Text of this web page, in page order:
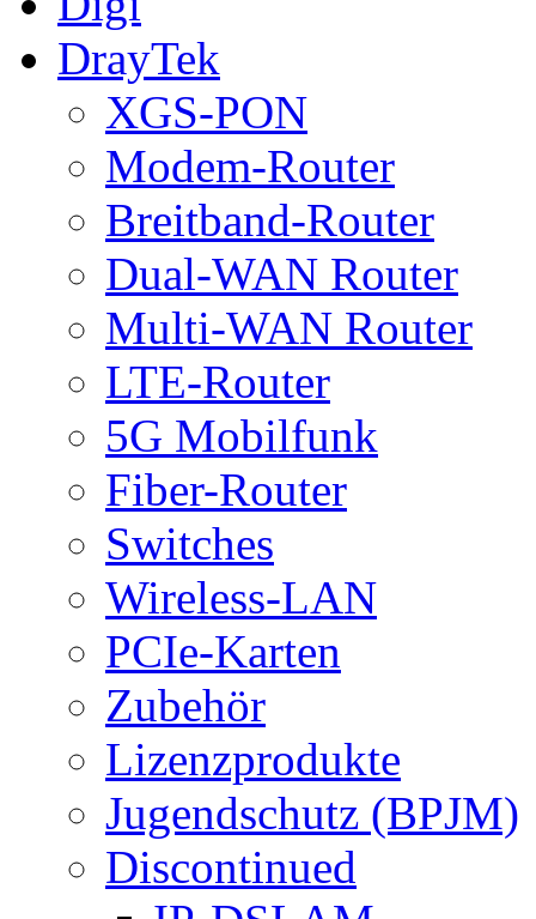
DrayTek
XGS-PON
Modem-Router
Breitband-Router
Dual-WAN Router
Multi-WAN Router
LTE-Router
5G Mobilfunk
Fiber-Router
Switches
Wireless-LAN
PCIe-Karten
Zubehör
Lizenzprodukte
Jugendschutz (BPJM)
Discontinued